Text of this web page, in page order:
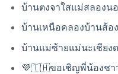
บ้านตงจาใสแม่สลองน
บ้านเหนือคลองบ้านส้อ
บ้านแม่ซ้ายแม่นะเชียง
💜🇹🇭ขอเชิญพี่น้องชา